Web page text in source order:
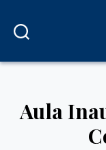
Aula